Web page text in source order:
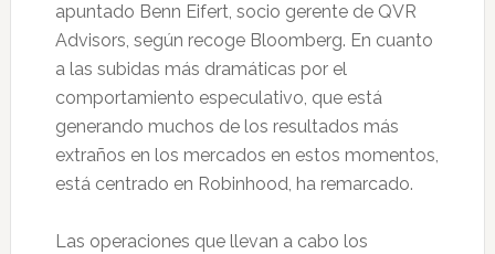
apuntado Benn Eifert, socio gerente de QVR
Advisors, según recoge Bloomberg. En cuanto
a las subidas más dramáticas por el
comportamiento especulativo, que está
generando muchos de los resultados más
extraños en los mercados en estos momentos,
está centrado en Robinhood, ha remarcado.
Las operaciones que llevan a cabo los